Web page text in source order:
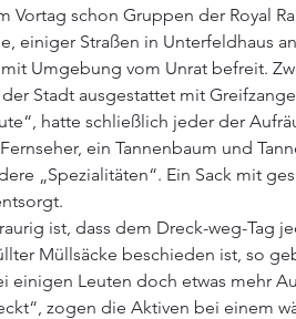
Vortag schon Gruppen der Royal
einiger Straßen in Unterfeldhaus
Umgebung vom Unrat befreit.
Stadt ausgestattet mit
hatte schließlich jeder der
ein Tannenbaum und
„Spezialitäten“. Ein Sack mit
ist, dass dem Dreck-weg-Tag
Müllsäcke beschieden ist, so
einigen Leuten doch etwas mehr
zogen die Aktiven bei einem